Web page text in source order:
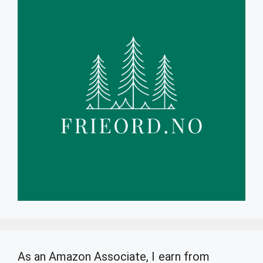
As an Amazon Associate, I earn from